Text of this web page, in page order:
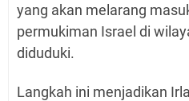
yang akan melarang
permukiman Israel di
diduduki.
Langkah ini menjadikan